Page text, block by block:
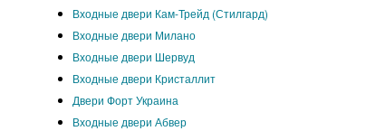
Входные двери Кам-Трейд (Стилгард)
Входные двери Милано
Входные двери Шервуд
Входные двери Кристаллит
Двери Форт Украина
Входные двери Абвер